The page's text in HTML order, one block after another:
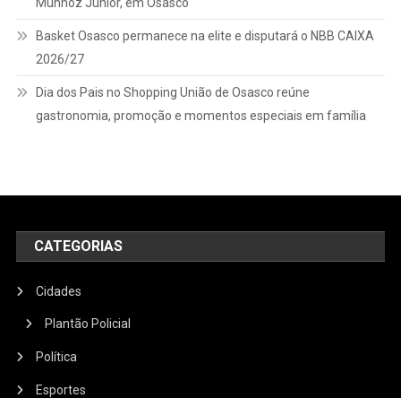
Basket Osasco permanece na elite e disputará o NBB CAIXA
2026/27
Dia dos Pais no Shopping União de Osasco reúne
gastronomia, promoção e momentos especiais em família
CATEGORIAS
Cidades
Plantão Policial
Política
Esportes